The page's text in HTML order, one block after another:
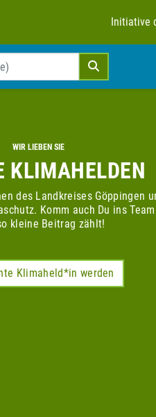
Initiative
WIR LIEBEN SIE
KLIMAHELDEN
des Landkreises Göppingen
Komm auch Du ins
kleine Beitrag zählt!
Klimaheld*in werden